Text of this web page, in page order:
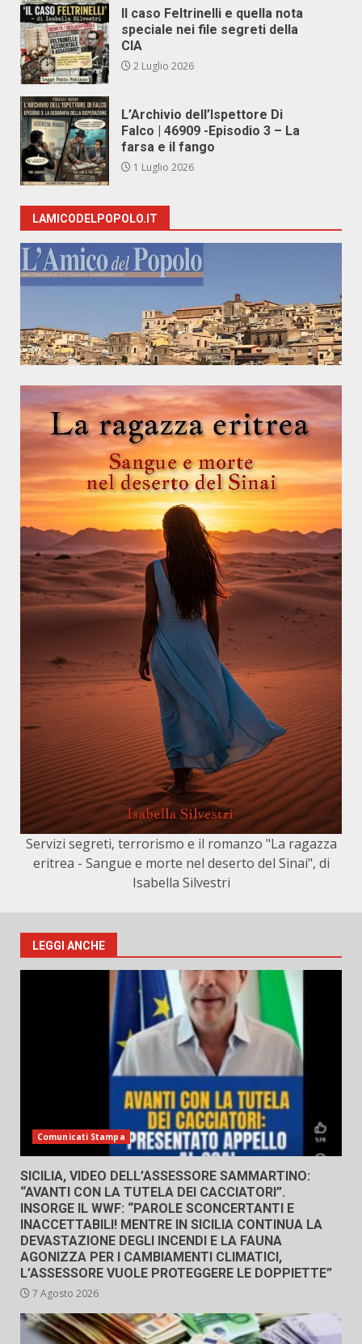
Il caso Feltrinelli e quella nota
speciale nei file segreti della
CIA
2 Luglio 2026
L’Archivio dell’Ispettore Di
Falco | 46909 -Episodio 3 – La
farsa e il fango
1 Luglio 2026
LAMICODELPOPOLO.IT
Servizi segreti, terrorismo e il romanzo "La ragazza
eritrea - Sangue e morte nel deserto del Sinai", di
Isabella Silvestri
LEGGI ANCHE
Comunicati Stampa
SICILIA, VIDEO DELL’ASSESSORE SAMMARTINO:
“AVANTI CON LA TUTELA DEI CACCIATORI”.
INSORGE IL WWF: “PAROLE SCONCERTANTI E
INACCETTABILI! MENTRE IN SICILIA CONTINUA LA
DEVASTAZIONE DEGLI INCENDI E LA FAUNA
AGONIZZA PER I CAMBIAMENTI CLIMATICI,
L’ASSESSORE VUOLE PROTEGGERE LE DOPPIETTE”
7 Agosto 2026